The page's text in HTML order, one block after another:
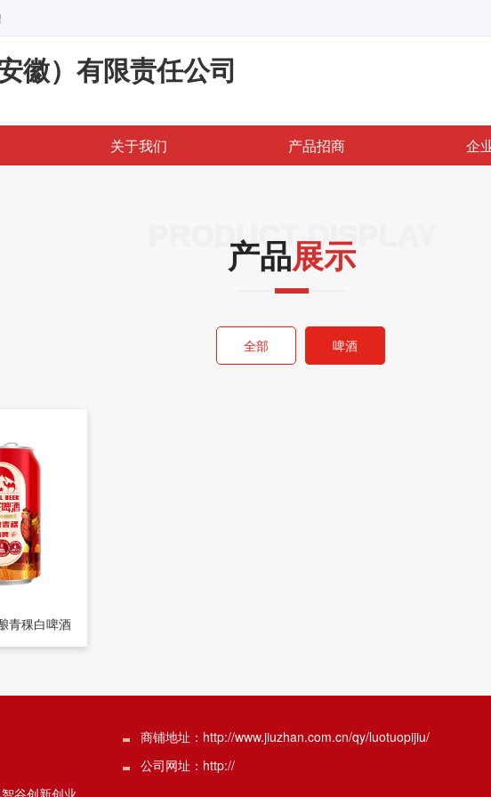
徽）有限责任公司
关于我们 产品招商 企
PRODUCT DISPLAY
产品展示
全部 啤酒
青稞白啤酒
商铺地址：http://www.jiuzhan.com.cn/qy/luotuopijiu/
公司网址：http://